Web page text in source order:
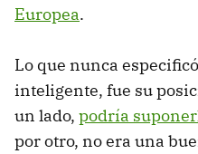
Europea.
Lo que nunca
inteligente, fue su
un lado, podría
por otro, no era una